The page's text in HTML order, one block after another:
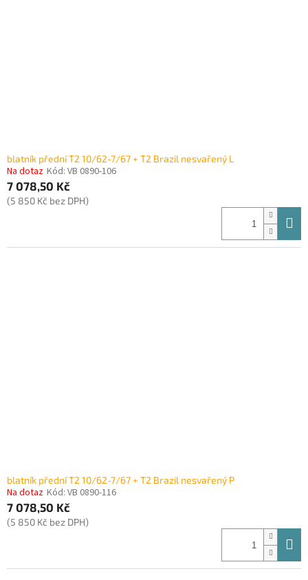
blatník přední T2 10/62-7/67 + T2 Brazil nesvařený L
Na dotaz Kód: VB 0890-106
7 078,50 Kč
(5 850 Kč bez DPH)
blatník přední T2 10/62-7/67 + T2 Brazil nesvařený P
Na dotaz Kód: VB 0890-116
7 078,50 Kč
(5 850 Kč bez DPH)